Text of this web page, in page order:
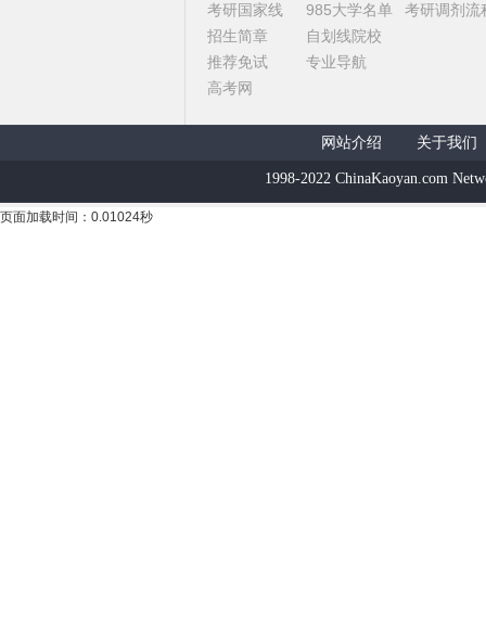
考研国家线
招生简章
推荐免试
高考网
985大学名单
自划线院校
专业导航
考研调剂流
网站介绍 关于我们
1998-2022 ChinaKaoyan.com
页面加载时间：0.01024秒